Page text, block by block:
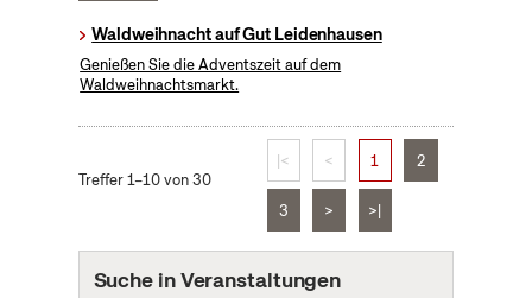
Waldweihnacht auf Gut Leidenhausen
Genießen Sie die Adventszeit auf dem
Waldweihnachtsmarkt.
Treffer 1–10 von 30
|< < 1 2
3 > >|
Suche in Veranstaltungen